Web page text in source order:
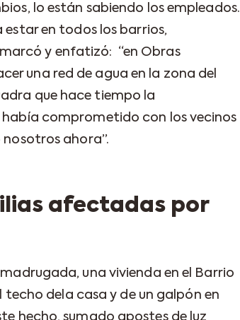
lo están sabiendo los empleados.
estar en todos los barrios,
y enfatizó: “en Obras
una red de agua en la zona del
que hace tiempo la
comprometido con los vecinos
ahora”.
afectadas por
una vivienda en el Barrio
dela casa y de un galpón en
hecho, sumado apostes de luz